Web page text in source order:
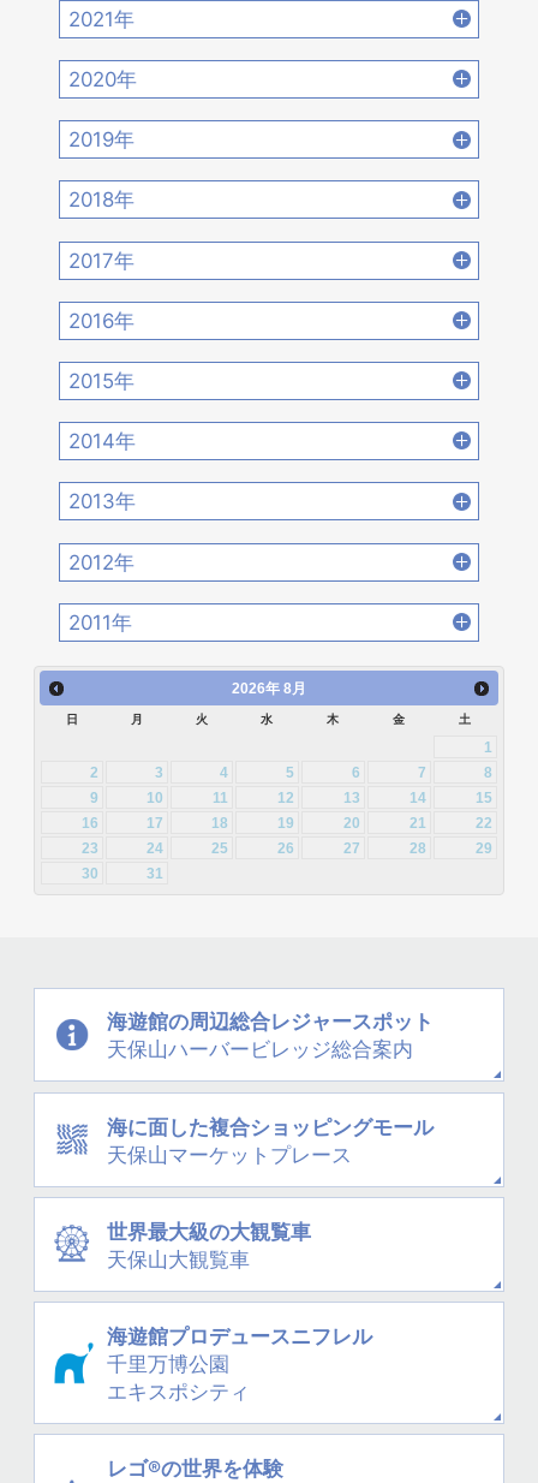
2022年12月 [15] 2022年11月 [15]
2022年10月 [16] 2022年9月 [12]
2022年8月 [20] 2022年7月 [19]
2022年6月 [17] 2022年5月 [14]
2022年4月 [15]
2022年2月 [12]
2021年
2021年12月 [18] 2021年11月 [18]
2021年10月 [17] 2021年9月 [14]
2021年6月 [17] 2021年5月 [18]
2021年4月 [16]
2021年2月 [14]
2020年
2020年12月 [21] 2020年11月 [9]
2020年10月 [21] 2020年9月 [16]
2020年6月 [21] 2020年5月 [14]
2020年4月 [12]
2020年2月 [18]
2019年
2019年12月 [14] 2019年11月 [17]
2019年10月 [12] 2019年9月 [15]
2019年8月 [18] 2019年7月 [21]
2019年6月 [18] 2019年5月 [20]
2019年4月 [16]
2019年2月 [12]
2018年
2018年12月 [20] 2018年11月 [14]
2018年10月 [20] 2018年9月 [12]
2018年8月 [15] 2018年7月 [14]
2018年6月 [18] 2018年5月 [14]
2018年4月 [21]
2018年2月 [25]
2017年
2017年12月 [28] 2017年11月 [22]
2017年10月 [21] 2017年9月 [24]
2017年8月 [31] 2017年7月 [26]
2017年6月 [25] 2017年5月 [27]
2017年4月 [26]
2017年2月 [23]
2016年
2016年12月 [21] 2016年11月 [28]
2016年10月 [26] 2016年9月 [28]
2016年8月 [39] 2016年7月 [27]
2016年6月 [27] 2016年5月 [30]
2016年4月 [32]
2016年2月 [25]
2015年
2015年12月 [30] 2015年11月 [19]
2015年10月 [26] 2015年9月 [30]
2015年6月 [29] 2015年5月 [30]
2015年4月 [26]
2015年2月 [22] 2015年1月 [25]
2014年
2014年12月 [28] 2014年11月 [23]
2014年10月 [29] 2014年9月 [26]
2014年8月 [24] 2014年7月 [28]
2014年6月 [28] 2014年5月 [25]
2014年4月 [32]
2013年
2013年12月 [27] 2013年11月 [22]
2013年10月 [28] 2013年9月 [27]
2013年8月 [26] 2013年7月 [26]
2013年6月 [28]
2013年2月 [26] 2013年1月 [31]
2012年
2012年12月 [30] 2012年11月 [12]
2012年10月 [12] 2012年9月 [5]
2012年8月 [12] 2012年7月 [1]
2011年
2011年12月 [1]
2026年 8月
日 月 火 水 木 金 土
1
2
3 4 5 6 7
8
9
10 11 12 13 14
15
16
17 18 19 20 21
22
23
24 25 26 27 28
29
30
31
海遊館の周辺総合レジャースポット
天保山ハーバービレッジ総合案内
海に面した複合ショッピングモール
天保山マーケットプレース
世界最大級の大観覧車
天保山大観覧車
海遊館プロデュースニフレル
千里万博公園
エキスポシティ
レゴ®の世界を体験